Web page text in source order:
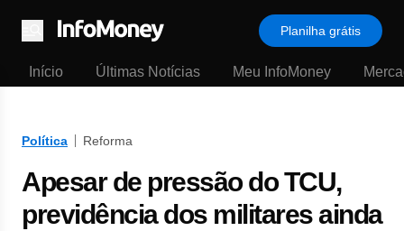
Menu
Planilha grátis
Início Últimas Notícias Meu InfoMoney
Política Reforma
Apesar de pressão do TCU,
previdência dos militares ainda